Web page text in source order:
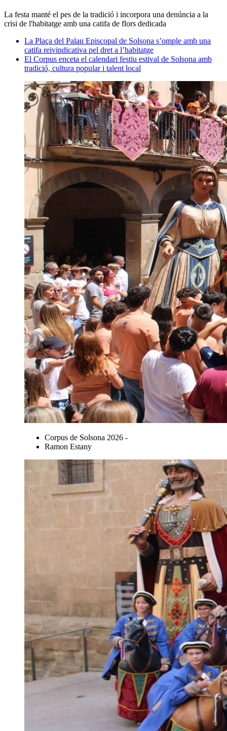
La festa manté el pes de la tradició i incorpora una denúncia a la
crisi de l'habitatge amb una catifa de flors dedicada
La Plaça del Palau Episcopal de Solsona s’omple amb una
catifa reivindicativa pel dret a l’habitatge
El Corpus enceta el calendari festiu estival de Solsona amb
tradició, cultura popular i talent local
Corpus de Solsona 2026 -
Ramon Estany